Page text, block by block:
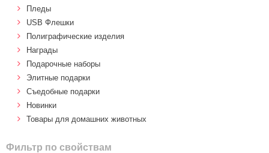
Пледы
USB Флешки
Полиграфические изделия
Награды
Подарочные наборы
Элитные подарки
Cъедобные подарки
Новинки
Товары для домашних животных
Фильтр по свойствам